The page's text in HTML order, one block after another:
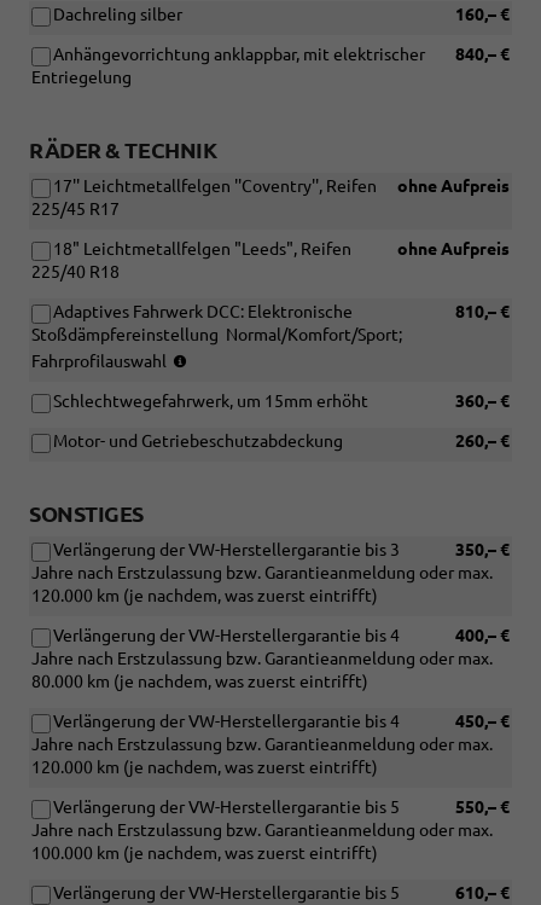
160,– €
Dachreling silber
840,– €
Anhängevorrichtung anklappbar, mit elektrischer
Entriegelung
RÄDER & TECHNIK
ohne Aufpreis
17'' Leichtmetallfelgen ''Coventry'', Reifen
225/45 R17
ohne Aufpreis
18" Leichtmetallfelgen "Leeds", Reifen
225/40 R18
810,– €
Adaptives Fahrwerk DCC: Elektronische
Stoßdämpfereinstellung  Normal/Komfort/Sport;
Fahrprofilauswahl
Verbindung
110
TSI
Motorisierung
oder
eHybrid)
360,– €
Schlechtwegefahrwerk, um 15mm erhöht
260,– €
Motor- und Getriebeschutzabdeckung
SONSTIGES
350,– €
Verlängerung der VW-Herstellergarantie bis 3
Jahre nach Erstzulassung bzw. Garantieanmeldung oder max.
120.000 km (je nachdem, was zuerst eintrifft)
400,– €
Verlängerung der VW-Herstellergarantie bis 4
Jahre nach Erstzulassung bzw. Garantieanmeldung oder max.
80.000 km (je nachdem, was zuerst eintrifft)
450,– €
Verlängerung der VW-Herstellergarantie bis 4
Jahre nach Erstzulassung bzw. Garantieanmeldung oder max.
120.000 km (je nachdem, was zuerst eintrifft)
550,– €
Verlängerung der VW-Herstellergarantie bis 5
Jahre nach Erstzulassung bzw. Garantieanmeldung oder max.
100.000 km (je nachdem, was zuerst eintrifft)
610,– €
Verlängerung der VW-Herstellergarantie bis 5